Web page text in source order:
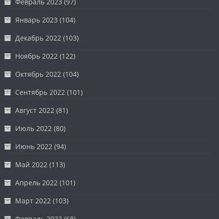
Январь 2023 (104)
Декабрь 2022 (103)
Ноябрь 2022 (122)
Октябрь 2022 (104)
Сентябрь 2022 (101)
Август 2022 (81)
Июль 2022 (80)
Июнь 2022 (94)
Май 2022 (113)
Апрель 2022 (101)
Март 2022 (103)